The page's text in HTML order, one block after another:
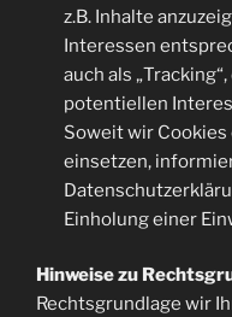
z.B. Inhalte
Interessen
auch als
potentiellen
Soweit wir Cookies
einsetzen,
Einholung einer
Hinweise zu
Rechtsgrundlage wir